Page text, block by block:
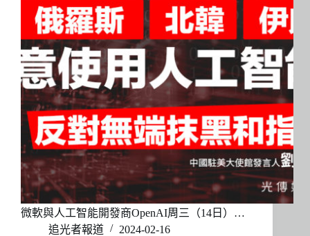
微軟與人工智能開發商OpenAI周三（14日）…
追光者報道
2024-02-16